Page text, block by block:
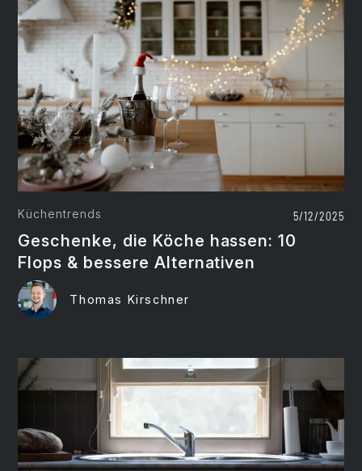
Küchentrends 5/12/2025
Geschenke, die Köche hassen: 10
Flops & bessere Alternativen
Thomas Kirschner